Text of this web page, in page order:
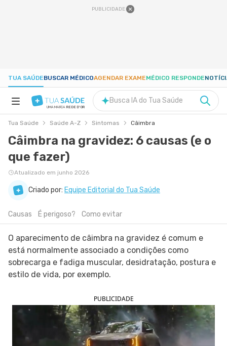
PUBLICIDADE
TUA SAÚDEBUSCAR MÉDICOAGENDAR EXAMEMÉDICO RESPONDE
NUTRIÇÃO
GRAVIDEZ
BEM-ESTAR
SIGA O TUA SAÚDE NAS REDES SOCIAIS
UMA MARCA REDE D'OR
Busca IA do Tua Saúde
Tua Saúde Saúde A-Z Sintomas Câimbra
Câimbra na gravidez: 6 causas (e o
que fazer)
Atualizado em junho 2026
Criado por: Equipe Editorial do Tua Saúde
Causas É perigoso? Como evitar
O aparecimento de câimbra na gravidez é comum e
está normalmente associado a condições como
sobrecarga e fadiga muscular, desidratação, postura e
estilo de vida, por exemplo.
PUBLICIDADE